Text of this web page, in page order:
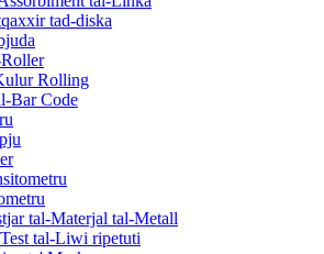
tad-diska
Rolling
Bar Code
tal-Materjal tal-Metall
tal-Liwi ripetuti